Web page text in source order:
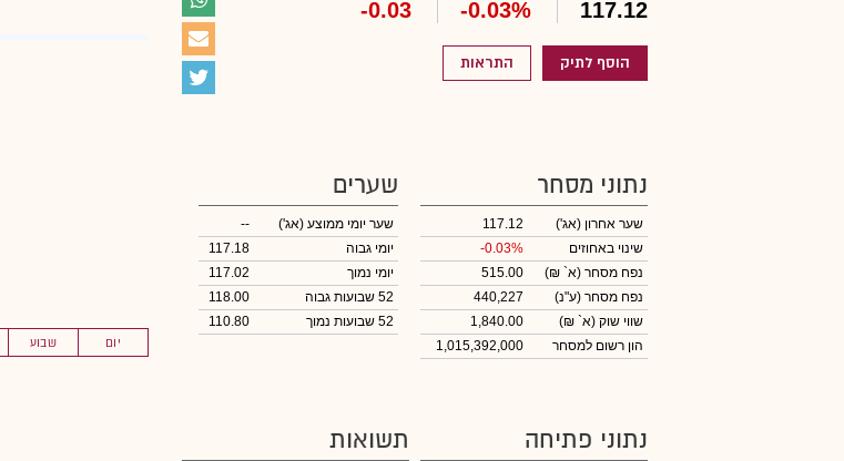
117.12
-0.03%
-0.03
הוסף לתיק התראות
יום שבוע
נתוני מסחר
שער אחרון (אג')
117.12
שינוי באחוזים
-0.03%
נפח מסחר (א` ₪)
515.00
נפח מסחר (ע"נ)
440,227
שווי שוק (א` ₪)
1,840.00
הון רשום למסחר
1,015,392,000
שערים
שער יומי ממוצע (אג')
--
יומי גבוה
117.18
יומי נמוך
117.02
52 שבועות גבוה
118.00
52 שבועות נמוך
110.80
נתוני פתיחה תשואות